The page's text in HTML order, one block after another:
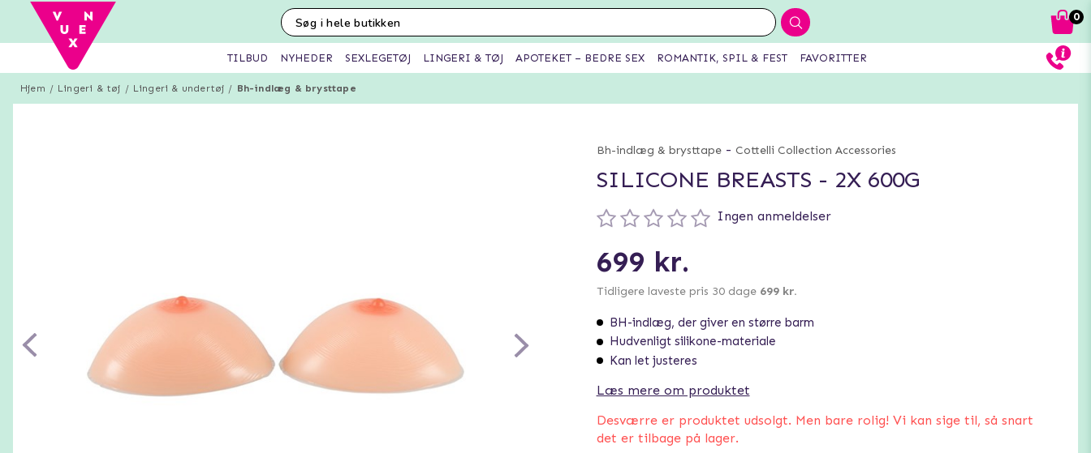
Hjem Lingeri & tøj Lingeri & undertøj Bh-indlæg & brysttape
Bh-indlæg & brysttape - Cottelli Collection Accessories
SILICONE BREASTS - 2X 600G
Ingen anmeldelser
699 kr.
Tidligere laveste pris 30 dage 699 kr.
BH-indlæg, der giver en større barm
Hudvenligt silikone-materiale
Kan let justeres
Læs mere om produktet
Desværre er produktet udsolgt. Men bare rolig! Vi kan sige til, så snart
det er tilbage på lager.
0
TILBUD NYHEDER SEXLEGETØJ LINGERI & TØJ APOTEKET – BEDRE SEX ROMANTIK, SPIL & FEST FAVORITTER